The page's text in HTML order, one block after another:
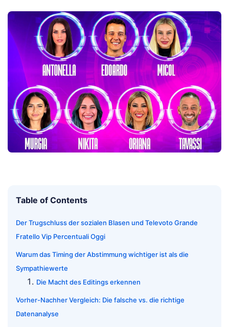
Table of Contents
Der Trugschluss der sozialen Blasen und Televoto Grande
Fratello Vip Percentuali Oggi
Warum das Timing der Abstimmung wichtiger ist als die
Sympathiewerte
Die Macht des Editings erkennen
Vorher-Nachher Vergleich: Die falsche vs. die richtige
Datenanalyse